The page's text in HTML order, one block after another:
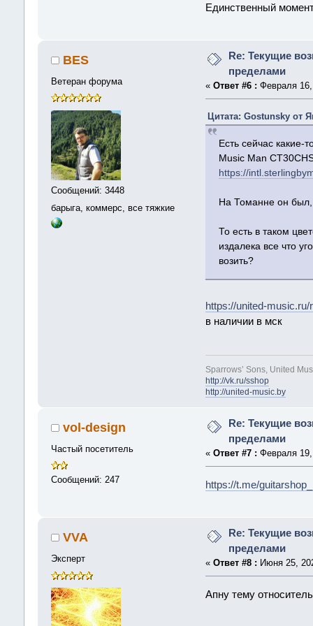
Единственный
BES
Ветеран форума
Сообщений: 3448
барыга, коммерс, все тяжкие
Re: Текущие
пределами
« Ответ #6 : Февраля
Цитата: Gostunsky от
Есть сейчас
Music Man
https://
На Томанне он был,
То есть в таком
издалека все что
возить?
https://united-
в наличии в мск
Sparrows’ Sons, United
http://vk.ru/sshop
http://united-music.by
vol-design
Частый посетитель
Сообщений: 247
Re: Текущие
пределами
« Ответ #7 : Февраля
https://t.me/
VVA
Эксперт
Re: Текущие
пределами
« Ответ #8 : Июня 25,
Апну тему